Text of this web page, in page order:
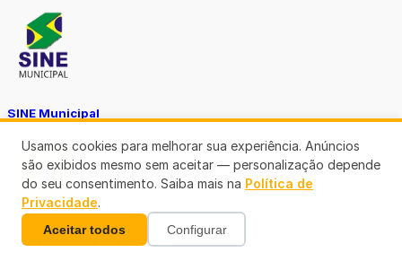
SINE Municipal
Transparência Porto Velho
Usamos cookies para melhorar sua experiência. Anúncios
são exibidos mesmo sem aceitar — personalização depende
do seu consentimento. Saiba mais na Política de
Privacidade.
Aceitar todos Configurar